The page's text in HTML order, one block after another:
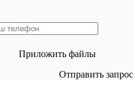
Приложить файлы
Отправить запрос